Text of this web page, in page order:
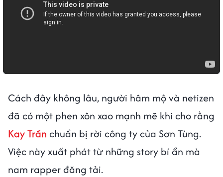
Cách đây không lâu, người hâm mộ và netizen
đã có một phen xôn xao mạnh mẽ khi cho rằng
Kay Trần chuẩn bị rời công ty của Sơn Tùng.
Việc này xuất phát từ những story bí ẩn mà
nam rapper đăng tải.